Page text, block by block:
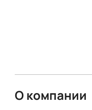
О компании